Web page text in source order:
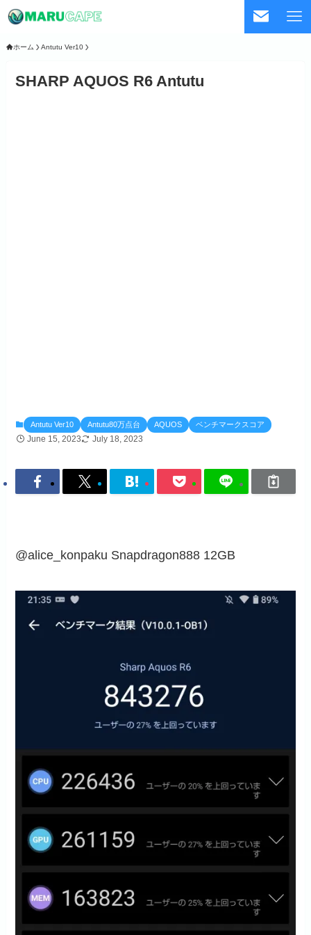
ホーム Antutu Ver10
SHARP AQUOS R6 Antutu
Antutu Ver10 Antutu80万点台 AQUOS ベンチマークスコア
June 15, 2023 July 18, 2023
@alice_konpaku Snapdragon888 12GB